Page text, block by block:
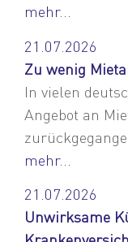
mehr...
21.07.2026
Zu wenig
In vielen
Angebot an
mehr...
21.07.2026
Unwirksame